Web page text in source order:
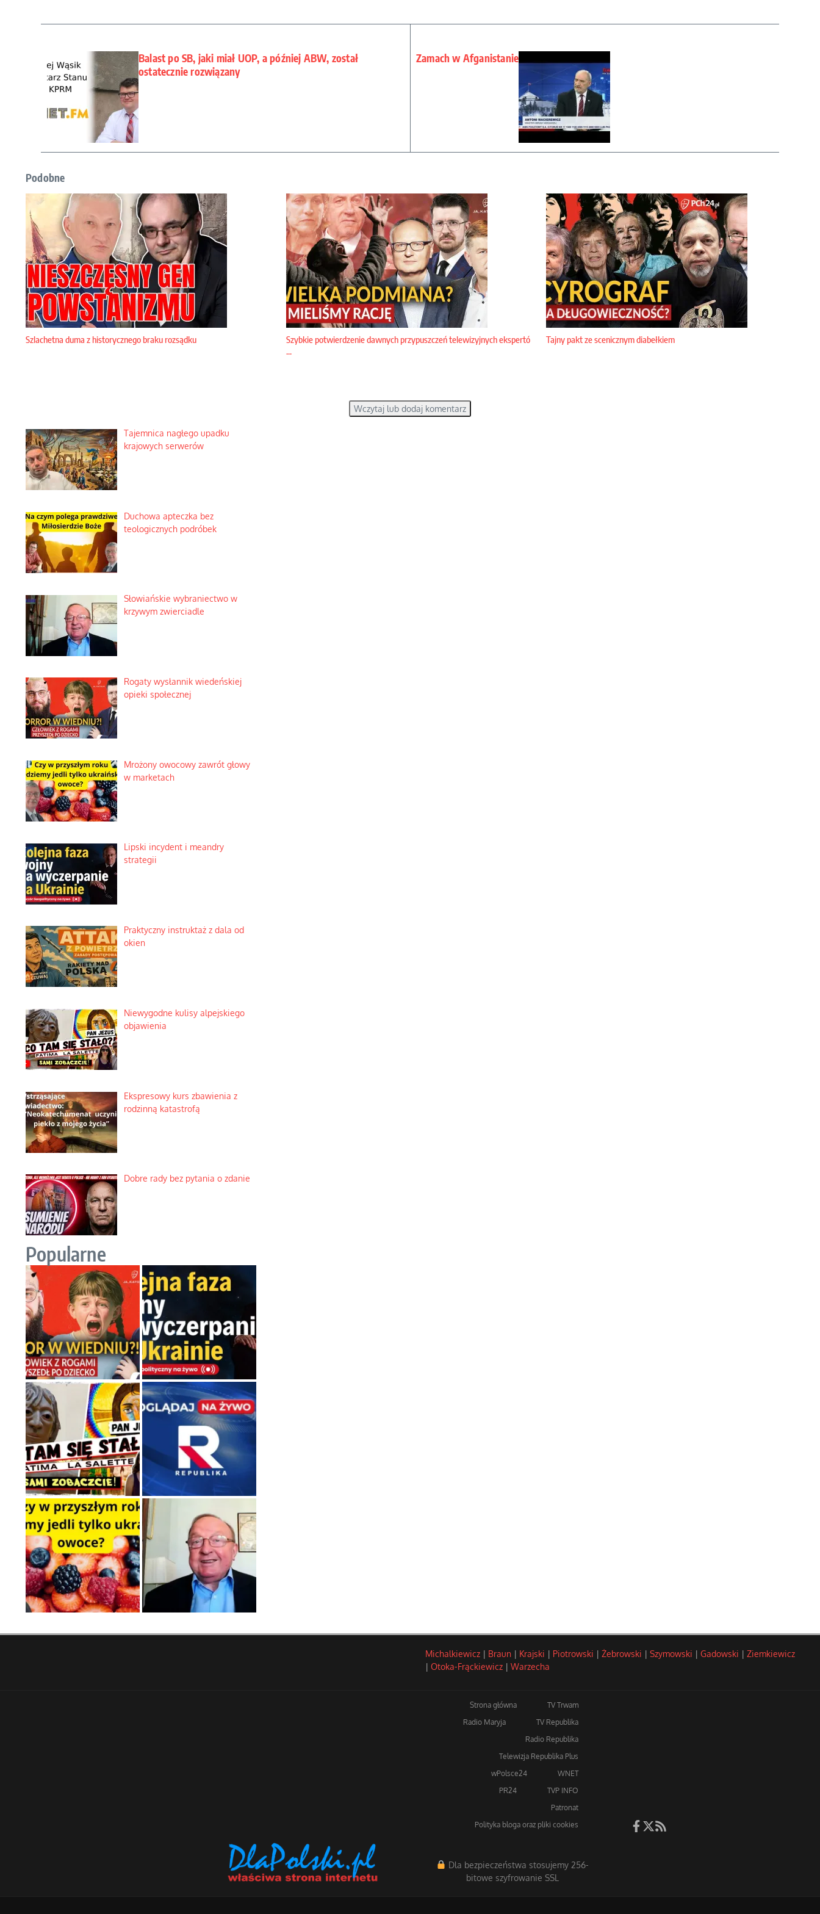
Balast po SB, jaki miał UOP, a później ABW, został
ostatecznie rozwiązany
Zamach w Afganistanie
Podobne
Szlachetna duma z historycznego braku rozsądku
Szybkie potwierdzenie dawnych przypuszczeń telewizyjnych ekspertó
...
Tajny pakt ze scenicznym diabełkiem
Wczytaj lub dodaj komentarz
Tajemnica nagłego upadku
krajowych serwerów
Duchowa apteczka bez
teologicznych podróbek
Słowiańskie wybraniectwo w
krzywym zwierciadle
Rogaty wysłannik wiedeńskiej
opieki społecznej
Mrożony owocowy zawrót głowy
w marketach
Lipski incydent i meandry
strategii
Praktyczny instruktaż z dala od
okien
Niewygodne kulisy alpejskiego
objawienia
Ekspresowy kurs zbawienia z
rodzinną katastrofą
Dobre rady bez pytania o zdanie
Popularne
Michalkiewicz | Braun | Krajski | Piotrowski | Żebrowski | Szymowski | Gadowski | Ziemkiewicz
| Otoka-Frąckiewicz | Warzecha
Strona główna
TV Trwam
Radio Maryja
TV Republika
Radio Republika
Telewizja Republika Plus
wPolsce24
WNET
PR24
TVP INFO
Patronat
Polityka bloga oraz pliki cookies
Dla bezpieczeństwa stosujemy 256-
bitowe szyfrowanie SSL